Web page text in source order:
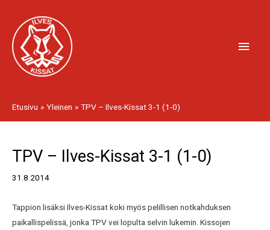
sisältöön
Etusivu Yleinen TPV – Ilves-Kissat 3-1 (1-0)
TPV – Ilves-Kissat 3-1 (1-0)
31.8.2014
Tappion lisäksi Ilves-Kissat koki myös pelillisen notkahduksen
paikallispelissä, jonka TPV vei lopulta selvin lukemin. Kissojen
selaus